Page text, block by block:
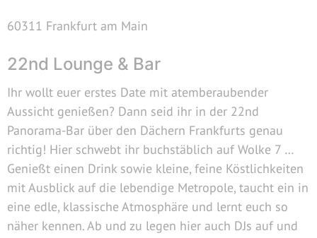
60311 Frankfurt am Main
22nd Lounge & Bar
Ihr wollt euer erstes Date mit atemberaubender
Aussicht genießen? Dann seid ihr in der 22nd
Panorama-Bar über den Dächern Frankfurts genau
richtig! Hier schwebt ihr buchstäblich auf Wolke 7 …
Genießt einen Drink sowie kleine, feine Köstlichkeiten
mit Ausblick auf die lebendige Metropole, taucht ein in
eine edle, klassische Atmosphäre und lernt euch so
näher kennen. Ab und zu legen hier auch DJs auf und